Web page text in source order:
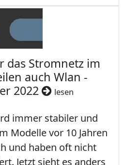
das Stromnetz im
auch Wlan -
2022
lesen
immer stabiler und
Modelle vor 10 Jahren
und haben oft nicht
Jetzt sieht es anders